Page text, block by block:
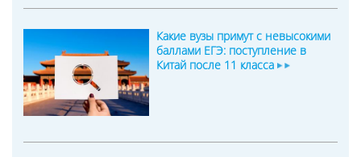
Какие вузы примут с невысокими
баллами ЕГЭ: поступление в
Китай после 11 класса